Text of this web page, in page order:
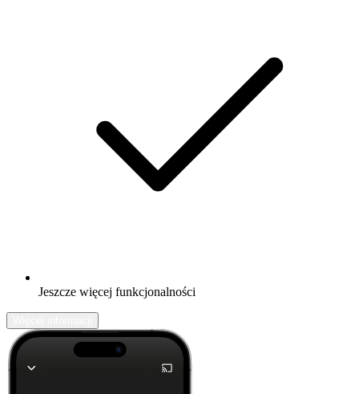
Jeszcze więcej funkcjonalności